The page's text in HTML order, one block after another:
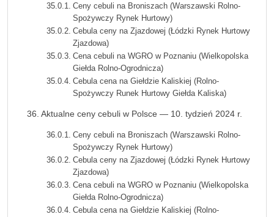
Ceny cebuli na Broniszach (Warszawski Rolno-
Spożywczy Rynek Hurtowy)
Cebula ceny na Zjazdowej (Łódzki Rynek Hurtowy
Zjazdowa)
Cena cebuli na WGRO w Poznaniu (Wielkopolska
Giełda Rolno-Ogrodnicza)
Cebula cena na Giełdzie Kaliskiej (Rolno-
Spożywczy Runek Hurtowy Giełda Kaliska)
Aktualne ceny cebuli w Polsce — 10. tydzień 2024 r.
Ceny cebuli na Broniszach (Warszawski Rolno-
Spożywczy Rynek Hurtowy)
Cebula ceny na Zjazdowej (Łódzki Rynek Hurtowy
Zjazdowa)
Cena cebuli na WGRO w Poznaniu (Wielkopolska
Giełda Rolno-Ogrodnicza)
Cebula cena na Giełdzie Kaliskiej (Rolno-